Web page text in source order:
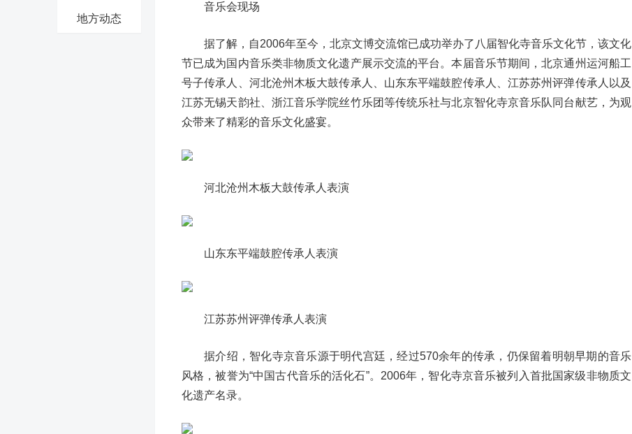
地方动态
音乐会现场
据了解，自2006年至今，北京文博交流馆已成功举办了八届智化寺音乐文化节，该文化
节已成为国内音乐类非物质文化遗产展示交流的平台。本届音乐节期间，北京通州运河船工
号子传承人、河北沧州木板大鼓传承人、山东东平端鼓腔传承人、江苏苏州评弹传承人以及
江苏无锡天韵社、浙江音乐学院丝竹乐团等传统乐社与北京智化寺京音乐队同台献艺，为观
众带来了精彩的音乐文化盛宴。
河北沧州木板大鼓传承人表演
山东东平端鼓腔传承人表演
江苏苏州评弹传承人表演
据介绍，智化寺京音乐源于明代宫廷，经过570余年的传承，仍保留着明朝早期的音乐
风格，被誉为“中国古代音乐的活化石”。2006年，智化寺京音乐被列入首批国家级非物质文
化遗产名录。